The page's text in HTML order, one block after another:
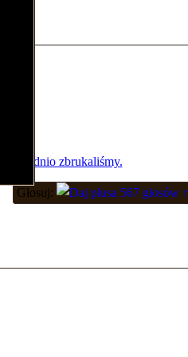
zbrukaliśmy.
Głosuj: 567 głosów ↑